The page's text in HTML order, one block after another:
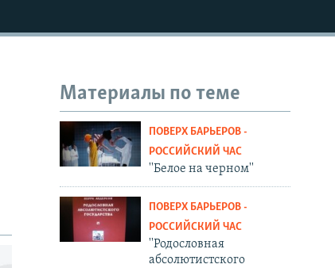
Материалы по теме
ПОВЕРХ БАРЬЕРОВ -
РОССИЙСКИЙ ЧАС
''Белое на черном''
ПОВЕРХ БАРЬЕРОВ -
РОССИЙСКИЙ ЧАС
''Родословная
абсолютистского